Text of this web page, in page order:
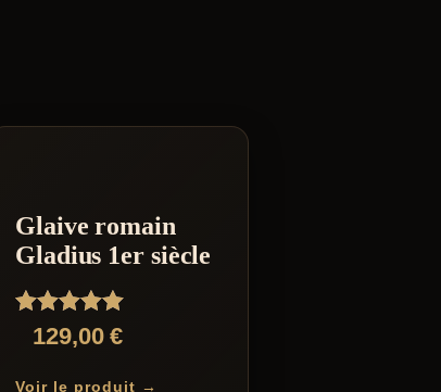
Glaive romain
Gladius 1er siècle
Note
5.00
129,00€
Voir le produit →